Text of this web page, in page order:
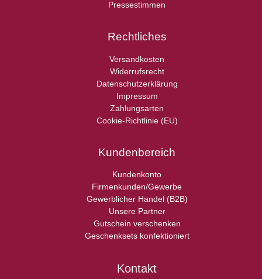
Pressestimmen
Rechtliches
Versandkosten
Widerrufsrecht
Datenschutzerklärung
Impressum
Zahlungsarten
Cookie-Richtlinie (EU)
Kundenbereich
Kundenkonto
Firmenkunden/Gewerbe
Gewerblicher Handel (B2B)
Unsere Partner
Gutschein verschenken
Geschenksets konfektioniert
Kontakt